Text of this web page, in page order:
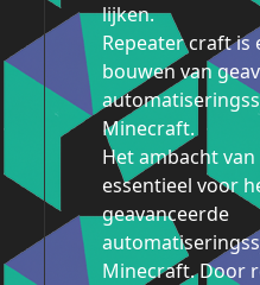
lijken.
Repeater craft is
bouwen van
Minecraft.
Het ambacht
essentieel voor
geavanceerde
Minecraft. Door